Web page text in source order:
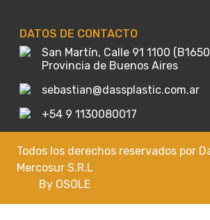
DATOS DE CONTACTO
San Martín, Calle 91 1100
Provincia de Buenos Aires
sebastian@dassplastic.com.ar
+54 9 1130080017
Todos los derechos reservados por
Mercosur S.R.L
By OSOLE